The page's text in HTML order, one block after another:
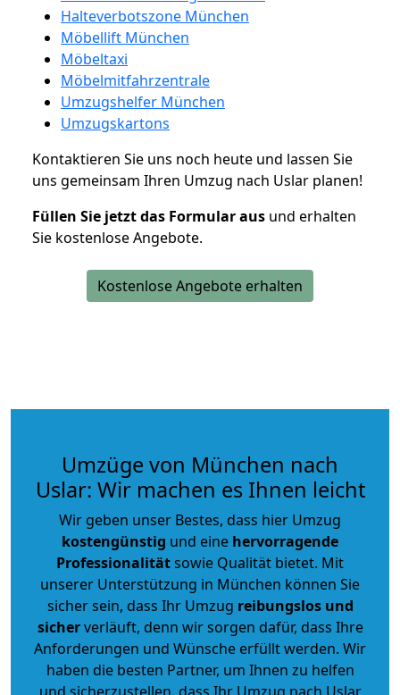
Halteverbotszone München
Möbellift München
Möbeltaxi
Möbelmitfahrzentrale
Umzugshelfer München
Umzugskartons
Kontaktieren Sie uns noch heute und lassen Sie
uns gemeinsam Ihren Umzug nach Uslar planen!
Füllen Sie jetzt das Formular aus und erhalten
Sie kostenlose Angebote.
Kostenlose Angebote erhalten
Umzüge von München nach
Uslar: Wir machen es Ihnen leicht
Wir geben unser Bestes, dass hier Umzug
kostengünstig und eine hervorragende
Professionalitätsowie Qualität bietet. Mit
unserer Unterstützung in München können Sie
sicher sein, dass Ihr Umzug reibungslos und
sicherverläuft, denn wir sorgen dafür, dass Ihre
Anforderungen und Wünsche erfüllt werden. Wir
haben die besten Partner, um Ihnen zu helfen